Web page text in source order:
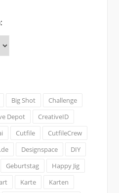
Big Shot
Challenge
Depot
CreativeID
Cutfile
CutfileCrew
Designspace
DIY
Geburtstag
Happy Jig
Karte
Karten